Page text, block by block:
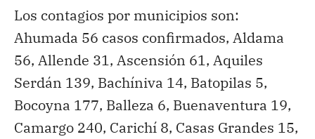
Los contagios por municipios son:
Ahumada 56 casos confirmados, Aldama
56, Allende 31, Ascensión 61, Aquiles
Serdán 139, Bachíniva 14, Batopilas 5,
Bocoyna 177, Balleza 6, Buenaventura 19,
Camargo 240, Carichí 8, Casas Grandes 15,